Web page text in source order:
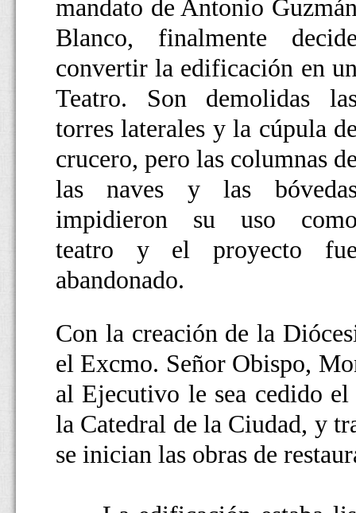
mandato de Antonio
Blanco, finalmente
convertir la edificación en
Teatro. Son demolidas
torres laterales y la cúpula
crucero, pero las columnas
las naves y las
impidieron su uso
teatro y el proyecto
abandonado.
Con la creación de la
el Excmo. Señor Obispo,
al Ejecutivo le sea cedido
la Catedral de la Ciudad, y
se inician las obras de